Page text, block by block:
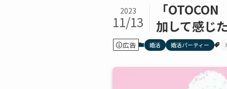
「
加して感じ
2023
11/13
広告 婚活 婚活パーティー